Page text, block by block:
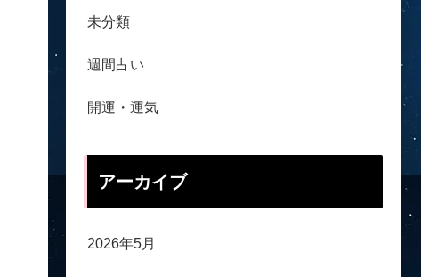
未分類
週間占い
開運・運気
アーカイブ
2026年5月